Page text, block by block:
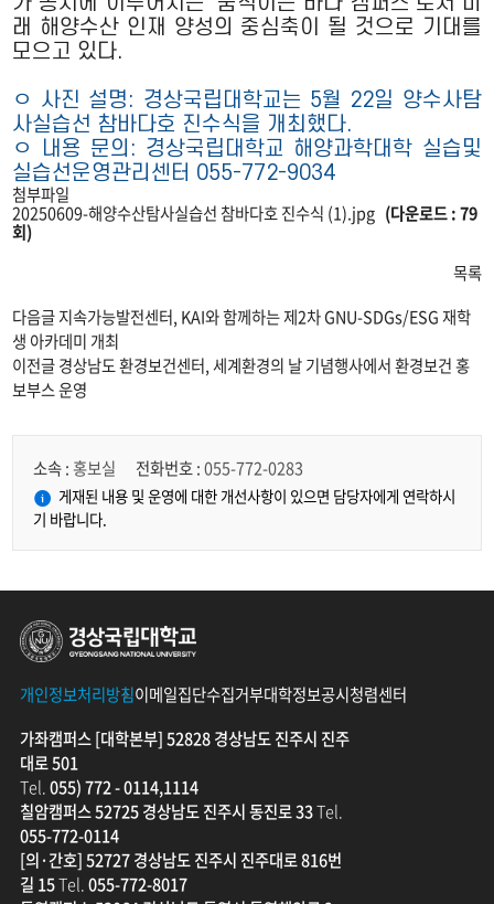
래 해양수산 인재 양성의 중심축이 될 것으로 기대를
모으고 있다.
ㅇ 사진 설명: 경상국립대학교는 5월 22일 양수사탐
사실습선 참바다호 진수식을 개최했다.
ㅇ 내용 문의: 경상국립대학교 해양과학대학 실습및
실습선운영관리센터 055-772-9034
첨부파일
20250609-해양수산탐사실습선 참바다호 진수식 (1).jpg (다운로드 : 79
회)
목록
다음글지속가능발전센터, KAI와 함께하는 제2차 GNU-SDGs/ESG 재학
생 아카데미 개최
이전글경상남도 환경보건센터, 세계환경의 날 기념행사에서 환경보건 홍
보부스 운영
소속 :홍보실 전화번호 :055-772-0283
게재된 내용 및 운영에 대한 개선사항이 있으면 담당자에게 연락하시
기 바랍니다.
개인정보처리방침이메일집단수집거부대학정보공시청렴센터
가좌캠퍼스 [대학본부] 52828 경상남도 진주시 진주
대로 501
Tel.055) 772 - 0114,1114
칠암캠퍼스 52725 경상남도 진주시 동진로 33Tel.
055-772-0114
[의·간호] 52727 경상남도 진주시 진주대로 816번
길 15Tel.055-772-8017